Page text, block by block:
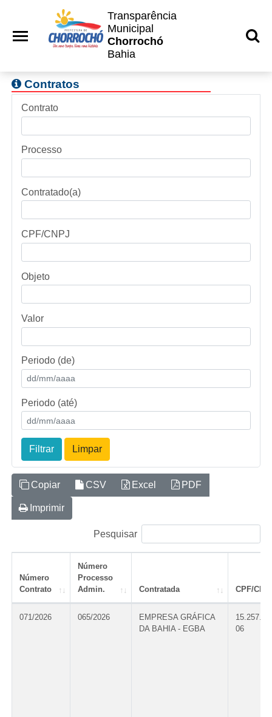
Transparência
Municipal
Chorrochó
Bahia
Contratos
Contrato
Processo
Contratado(a)
CPF/CNPJ
Objeto
Valor
Periodo (de)
Periodo (até)
Filtrar Limpar
Copiar CSV Excel PDF
Imprimir
Pesquisar
Número
Contrato
Número
Processo
Admin.
Contratada CPF/
071/2026 065/2026
EMPRESA GRÁFICA
DA BAHIA - EGBA
06